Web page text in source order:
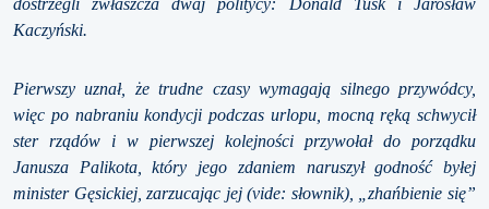
dostrzegli zwłaszcza dwaj politycy: Donald Tusk i Jarosław
Kaczyński.
Pierwszy uznał, że trudne czasy wymagają silnego przywódcy,
więc po nabraniu kondycji podczas urlopu, mocną ręką schwycił
ster rządów i w pierwszej kolejności przywołał do porządku
Janusza Palikota, który jego zdaniem naruszył godność byłej
minister Gęsickiej, zarzucając jej (vide: słownik), „zhańbienie się”